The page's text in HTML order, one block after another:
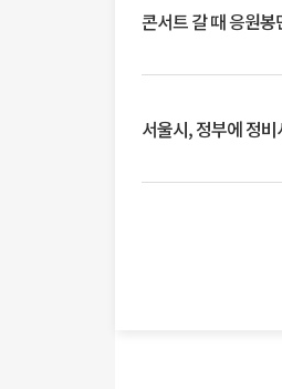
콘서트 갈 때 응원
서울시, 정부에 정